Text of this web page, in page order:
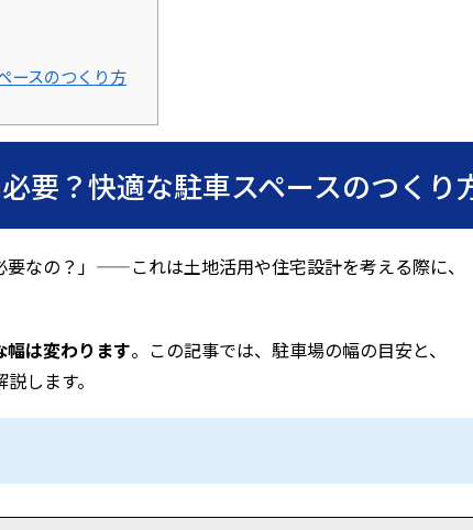
ースのつくり方
要？快適な駐車スペースのつくり
要なの？」——これは土地活用や住宅設計を考える際に、
幅は変わります。この記事では、駐車場の幅の目安と、
します。